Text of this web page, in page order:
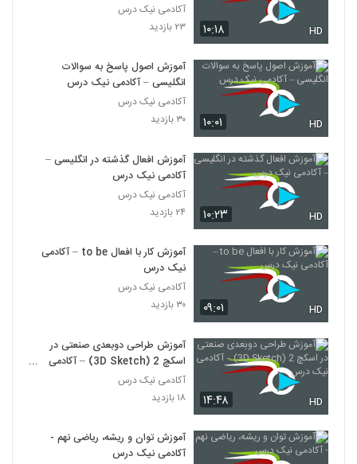
۱۰:۱۸ HD
آکادمی نیک درس
۲۳ بازدید
۱۰:۰۱ HD
آموزش اصول پاسخ به سوالات
انگلیسی – آکادمی نیک درس
آکادمی نیک درس
۳۰ بازدید
۱۰:۲۳ HD
آموزش افعال گذشته در انگلیسی –
آکادمی نیک درس
آکادمی نیک درس
۲۴ بازدید
۰۹:۰۱ HD
آموزش کار با افعال to be – آکادمی
نیک درس
آکادمی نیک درس
۳۰ بازدید
۱۴:۴۸ HD
آموزش طراحی دوبعدی صنعتی در
اسکچ 2 (3D Sketch) – آکادمی
نیک درس
آکادمی نیک درس
۱۸ بازدید
آموزش توان و ریشه، ریاضی نهم -
آکادمی نیک درس